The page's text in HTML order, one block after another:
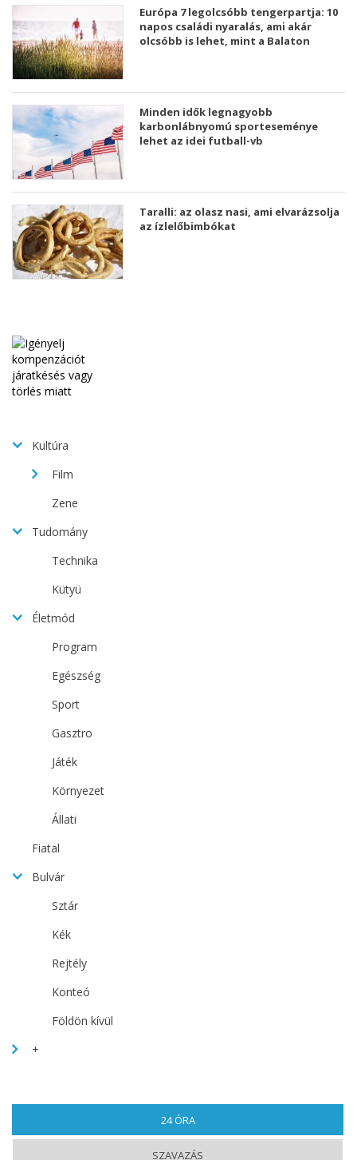
Európa 7 legolcsóbb tengerpartja: 10
napos családi nyaralás, ami akár
olcsóbb is lehet, mint a Balaton
Minden idők legnagyobb
karbonlábnyomú sporteseménye
lehet az idei futball-vb
Taralli: az olasz nasi, ami elvarázsolja
az ízlelőbimbókat
Kultúra
Film
Zene
Tudomány
Technika
Kütyü
Életmód
Program
Egészség
Sport
Gasztro
Játék
Környezet
Állati
Fiatal
Bulvár
Sztár
Kék
Rejtély
Konteó
Földön kívül
+
24 ÓRA(AKTÍV FÜL)
SZAVAZÁS